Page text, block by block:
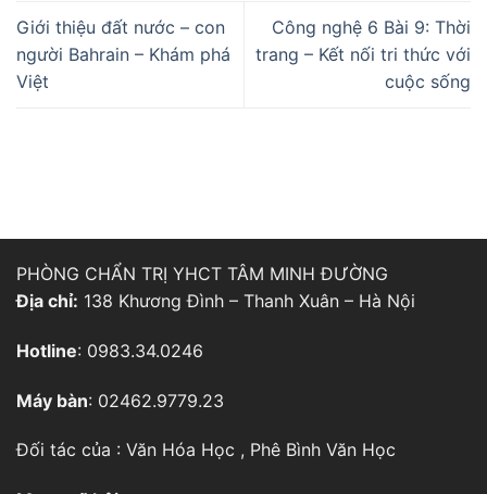
Giới thiệu đất nước – con
người Bahrain – Khám phá
Việt
Công nghệ 6 Bài 9: Thời
trang – Kết nối tri thức với
cuộc sống
PHÒNG CHẨN TRỊ YHCT TÂM MINH ĐƯỜNG
Địa chỉ: 138 Khương Đình – Thanh Xuân – Hà Nội
Hotline: 0983.34.0246
Máy bàn: 02462.9779.23
Đối tác của : Văn Hóa Học , Phê Bình Văn Học